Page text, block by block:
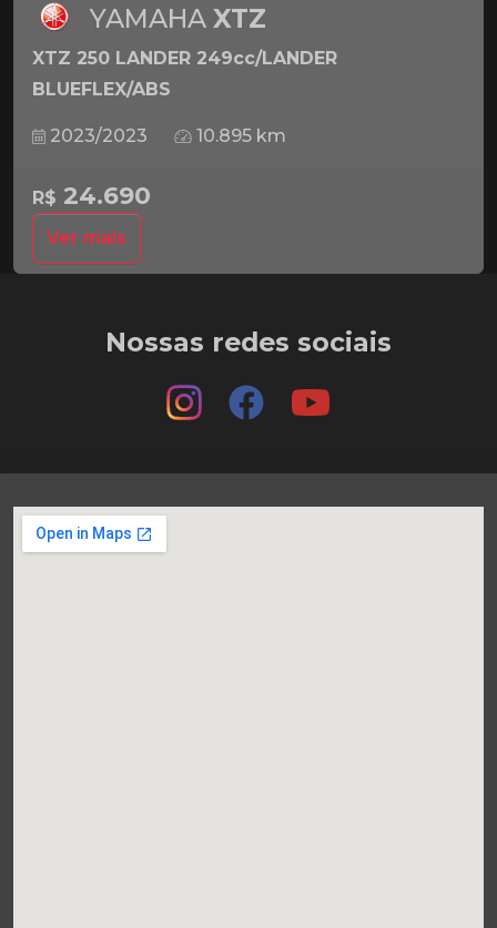
YAMAHA XTZ
XTZ 250 LANDER 249cc/LANDER
BLUEFLEX/ABS
2023/2023 10.895 km
R$ 24.690
Ver mais
Nossas redes sociais